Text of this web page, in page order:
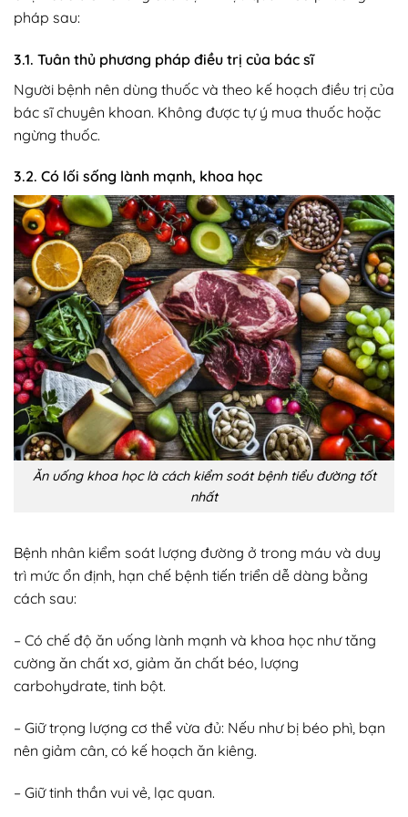
pháp sau:
3.1. Tuân thủ phương pháp điều trị của bác sĩ
Người bệnh nên dùng thuốc và theo kế hoạch điều trị của
bác sĩ chuyên khoan. Không được tự ý mua thuốc hoặc
ngừng thuốc.
3.2. Có lối sống lành mạnh, khoa học
Ăn uống khoa học là cách kiểm soát bệnh tiểu đường tốt
nhất
Bệnh nhân kiểm soát lượng đường ở trong máu và duy
trì mức ổn định, hạn chế bệnh tiến triển dễ dàng bằng
cách sau:
– Có chế độ ăn uống lành mạnh và khoa học như tăng
cường ăn chất xơ, giảm ăn chất béo, lượng
carbohydrate, tinh bột.
– Giữ trọng lượng cơ thể vừa đủ: Nếu như bị béo phì, bạn
nên giảm cân, có kế hoạch ăn kiêng.
– Giữ tinh thần vui vẻ, lạc quan.